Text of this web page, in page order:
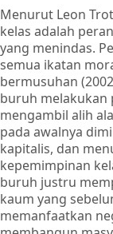
Menurut Leon
kelas adalah
yang menindas.
semua ikatan
bermusuhan
buruh melakukan
mengambil alih
pada awalnya
kapitalis, dan
kepemimpinan
buruh justru
kaum yang
memanfaatkan